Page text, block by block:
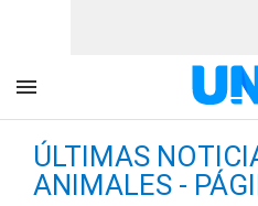
ÚLTIMAS
ANIMALES -